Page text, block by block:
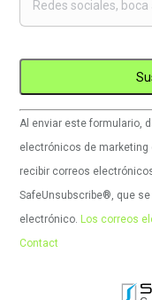
Uso
de
Constant
Contact.
Por
Al enviar este formulario,
electrónicos de marketing
recibir correos
SafeUnsubscribe®, que
electrónico. Los correos
Contact